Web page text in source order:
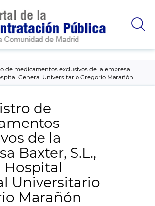
de medicamentos exclusivos de la empresa
General Universitario Gregorio Marañón
de
de la
Baxter, S.L.,
Hospital
Universitario
Marañón